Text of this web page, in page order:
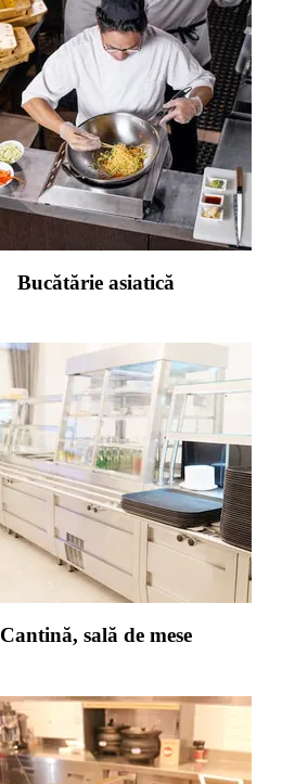
Bucătărie asiatică
Cantină, sală de mese